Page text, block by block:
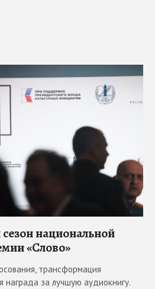
национальной
«Слово»
трансформация
награда за лучшую аудиокнигу.